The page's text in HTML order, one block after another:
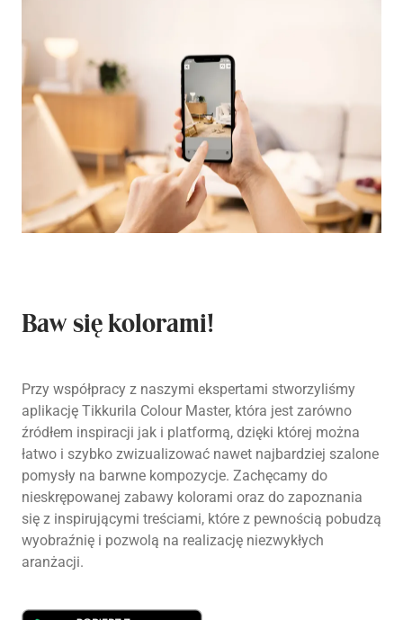
Baw się kolorami!
Przy współpracy z naszymi ekspertami stworzyliśmy
aplikację Tikkurila Colour Master, która jest zarówno
źródłem inspiracji jak i platformą, dzięki której można
łatwo i szybko zwizualizować nawet najbardziej szalone
pomysły na barwne kompozycje. Zachęcamy do
nieskrępowanej zabawy kolorami oraz do zapoznania
się z inspirującymi treściami, które z pewnością pobudzą
wyobraźnię i pozwolą na realizację niezwykłych
aranżacji.